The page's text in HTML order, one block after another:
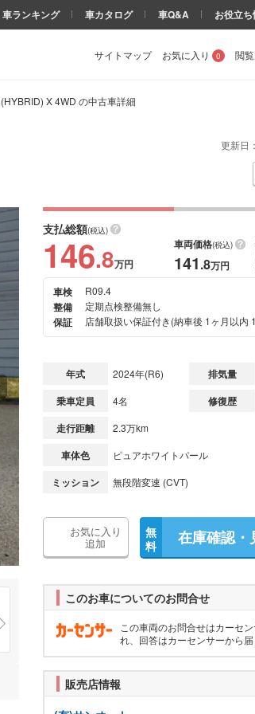
サイトマップ お気に入り 0 閲
車ランキング 車カタログ 車Q&A お役立ち
X 4WD の中古車詳細
更新日：
支払総額(税込)
146.8万円
車両価格(税込)
141.8万円
車検
R09.4
整備 定期点検整備無し
保証 店舗取扱い保証付き(納車後 1ヶ月以内
年式 2024年(R6) 排気量
乗車定員 4名 修復歴
走行距離 2.3万km
車体色 ピュアホワイトパール
ミッション 無段階変速 (CVT)
お気に入り
追加
無
料
在庫確認・
このお車についてのお問合せ
この車両のお問合せはカーセ
れ、回答はカーセンサーから届
販売店情報